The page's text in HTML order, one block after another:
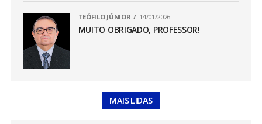
TEÓFILO JÚNIOR 14/01/2026
MUITO OBRIGADO, PROFESSOR!
MAIS LIDAS